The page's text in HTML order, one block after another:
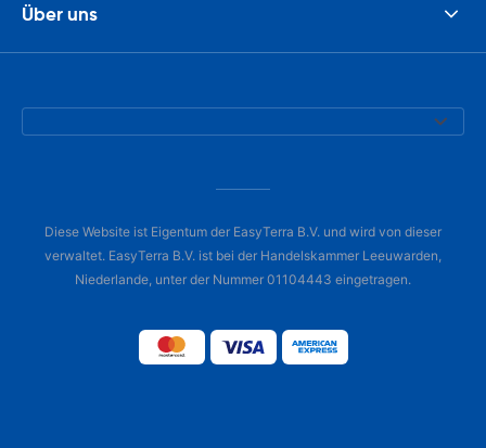
Über uns
Diese Website ist Eigentum der EasyTerra B.V. und wird von dieser
verwaltet. EasyTerra B.V. ist bei der Handelskammer Leeuwarden,
Niederlande, unter der Nummer 01104443 eingetragen.